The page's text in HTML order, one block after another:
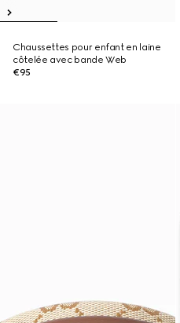
Chaussettes pour enfant en laine
côtelée avec bande Web
€95